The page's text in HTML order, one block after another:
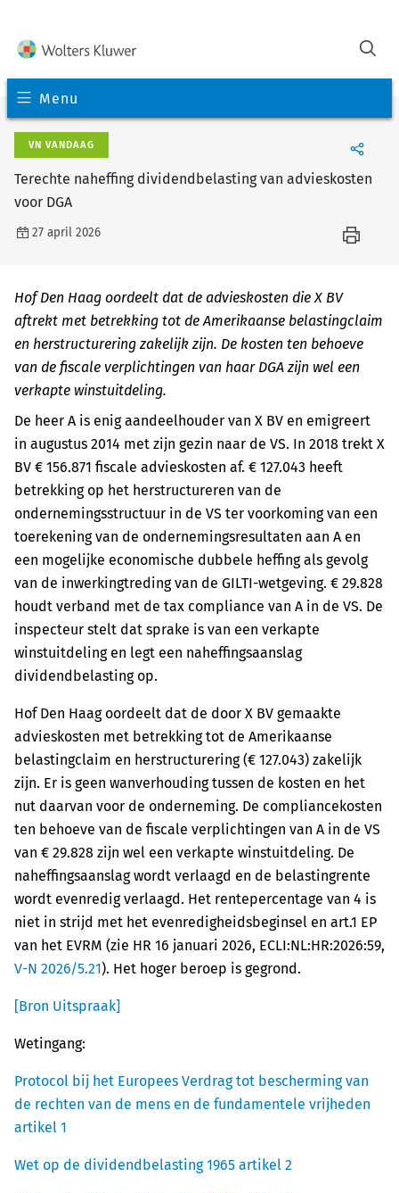
Menu
VN VANDAAG
Terechte naheffing dividendbelasting van advieskosten
voor DGA
27 april 2026
Hof Den Haag oordeelt dat de advieskosten die X BV
aftrekt met betrekking tot de Amerikaanse belastingclaim
en herstructurering zakelijk zijn. De kosten ten behoeve
van de fiscale verplichtingen van haar DGA zijn wel een
verkapte winstuitdeling.
De heer A is enig aandeelhouder van X BV en emigreert
in augustus 2014 met zijn gezin naar de VS. In 2018 trekt X
BV € 156.871 fiscale advieskosten af. € 127.043 heeft
betrekking op het herstructureren van de
ondernemingsstructuur in de VS ter voorkoming van een
toerekening van de ondernemingsresultaten aan A en
een mogelijke economische dubbele heffing als gevolg
van de inwerkingtreding van de GILTI-wetgeving. € 29.828
houdt verband met de tax compliance van A in de VS. De
inspecteur stelt dat sprake is van een verkapte
winstuitdeling en legt een naheffingsaanslag
dividendbelasting op.
Hof Den Haag oordeelt dat de door X BV gemaakte
advieskosten met betrekking tot de Amerikaanse
belastingclaim en herstructurering (€ 127.043) zakelijk
zijn. Er is geen wanverhouding tussen de kosten en het
nut daarvan voor de onderneming. De compliancekosten
ten behoeve van de fiscale verplichtingen van A in de VS
van € 29.828 zijn wel een verkapte winstuitdeling. De
naheffingsaanslag wordt verlaagd en de belastingrente
wordt evenredig verlaagd. Het rentepercentage van 4 is
niet in strijd met het evenredigheidsbeginsel en art.1 EP
van het EVRM (zie HR 16 januari 2026, ECLI:NL:HR:2026:59,
V-N 2026/5.21). Het hoger beroep is gegrond.
[Bron Uitspraak]
Wetingang:
Protocol bij het Europees Verdrag tot bescherming van
de rechten van de mens en de fundamentele vrijheden
artikel 1
Wet op de dividendbelasting 1965 artikel 2